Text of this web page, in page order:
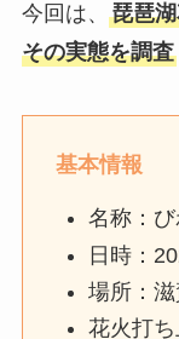
今回は、 琵琶
その実態を調査
基本情報
名称：
日時：
場所：
花火打